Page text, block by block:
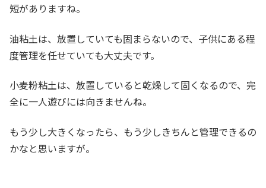
短がありますね。
油粘土は、放置していても固まらないので、子供にある程
度管理を任せていても大丈夫です。
小麦粉粘土は、放置していると乾燥して固くなるので、完
全に一人遊びには向きませんね。
もう少し大きくなったら、もう少しきちんと管理できるの
かなと思いますが。